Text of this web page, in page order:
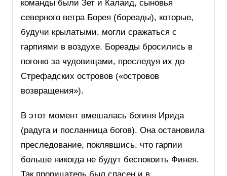
команды были Зет и Калаид, сыновья
северного ветра Борея (бореады), которые,
будучи крылатыми, могли сражаться с
гарпиями в воздухе. Бореады бросились в
погоню за чудовищами, преследуя их до
Стрефадских островов («островов
возвращения»).
В этот момент вмешалась богиня Ирида
(радуга и посланница богов). Она остановила
преследование, поклявшись, что гарпии
больше никогда не будут беспокоить Финея.